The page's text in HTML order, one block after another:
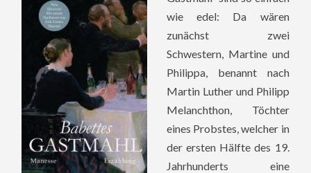
wie edel: Da wären
zunächst zwei
Schwestern, Martine und
Philippa, benannt nach
Martin Luther und Philipp
Melanchthon, Töchter
eines Probstes, welcher in
der ersten Hälfte des 19.
Jahrhunderts eine